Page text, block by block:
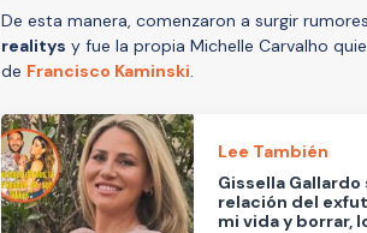
De esta manera, comenzaron a surgir
realitys y fue la propia Michelle Carvalho
de Francisco Kaminski.
Lee También
Gissella
relación del
mi vida y borrar,